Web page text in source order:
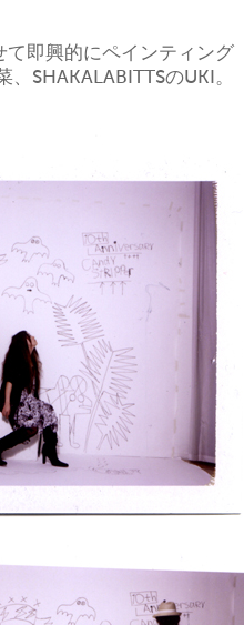
わせて即興的にペインテ
SHAKALABITTSのUKI。